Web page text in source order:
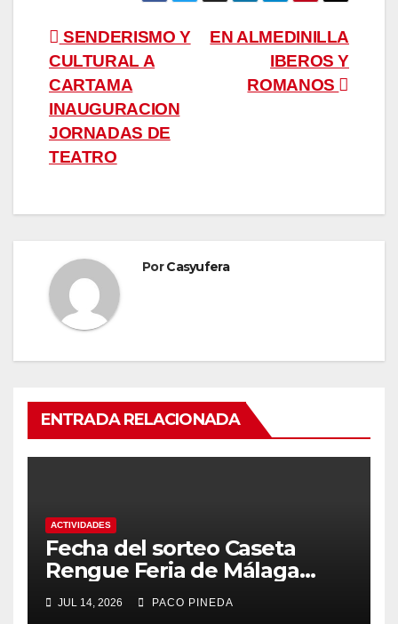
Navegación
de
entradas
EN ALMEDINILLA
IBEROS Y
ROMANOS
SENDERISMO Y
CULTURAL A
CARTAMA
INAUGURACION
JORNADAS DE
TEATRO
PorCasyufera
ENTRADA RELACIONADA
ACTIVIDADES
Fecha del sorteo Caseta
Rengue Feria de Málaga
2026
JUL 14, 2026 PACO PINEDA